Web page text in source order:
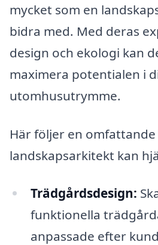
mycket som en
bidra med. Med deras
design och ekologi kan
maximera potentialen i
utomhusutrymme.
Här följer en
landskapsarkitekt kan
Trädgårdsdesign:
funktionella
anpassade efter